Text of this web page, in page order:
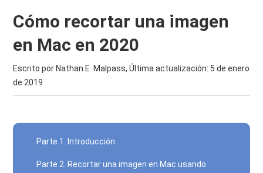
Cómo recortar una imagen
en Mac en 2020
Escrito por Nathan E. Malpass, Última actualización: 5 de enero
de 2019
Parte 1. Introducción
Parte 2. Recortar una imagen en Mac usando